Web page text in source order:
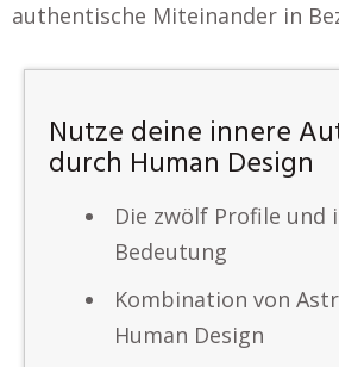
authentische Miteinander in
Nutze deine innere
durch Human Design
Die zwölf Profile und
Bedeutung
Kombination von
Human Design